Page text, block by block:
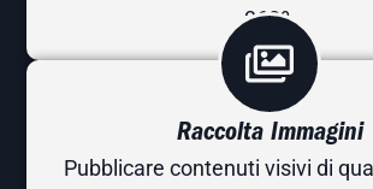
360º.
Raccolta Immagini
Pubblicare contenuti visivi di